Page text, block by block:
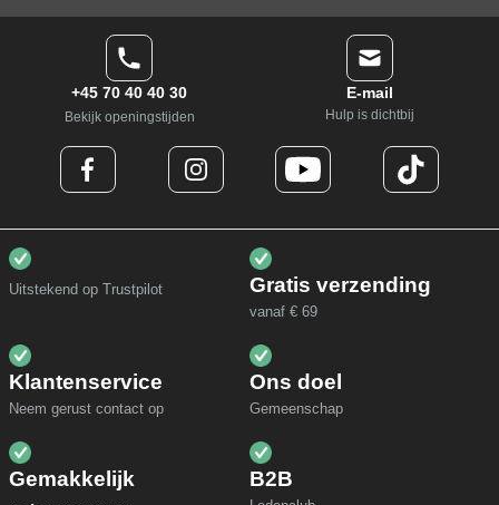
+45 70 40 40 30
Bekijk openingstijden
E-mail
Hulp is dichtbij
Uitstekend op Trustpilot Gratis verzending
vanaf € 69
Klantenservice
Neem gerust contact op
Ons doel
Gemeenschap
Gemakkelijk
B2B